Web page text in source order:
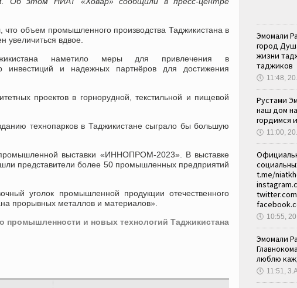
объем промышленного производства Таджикистана в
увеличиться вдвое.
наметило меры для привлечения в
инвестиций и надежных партнёров для достижения
проектов в горнорудной, текстильной и пищевой
технопарков в Таджикистане сыграло бы большую
выставки «ИННОПРОМ-2023». В выставке
представители более 50 промышленных предприятий
уголок промышленной продукции отечественного
прорывных металлов и материалов».
промышленности и новых технологий Таджикистана
Эмомали
город
жизни
таджиков
🕔 11:48,
Рустами
наш дом
гордимся
🕔 11:00,
t.me/
🕔 10:55,
Эмомали
люблю
🕔 11:51,